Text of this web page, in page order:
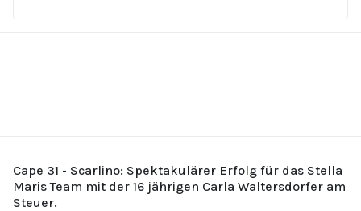
Cape 31 - Scarlino: Spektakulärer Erfolg für das Stella
Maris Team mit der 16 jährigen Carla Waltersdorfer am
Steuer.